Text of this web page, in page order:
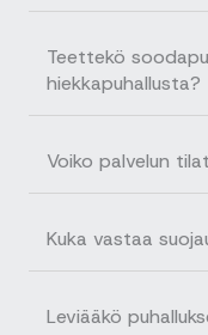
Teettekö
hiekkapuhallusta?
Voiko palvelun
Kuka vastaa
Leviääkö